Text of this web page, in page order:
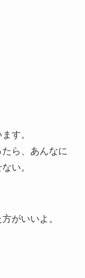
す。
ら、あんなに
い。
がいいよ。